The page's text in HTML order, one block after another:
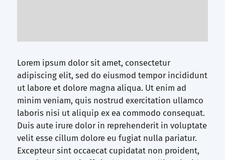
Lorem ipsum dolor sit amet, consectetur
adipiscing elit, sed do eiusmod tempor incididunt
ut labore et dolore magna aliqua. Ut enim ad
minim veniam, quis nostrud exercitation ullamco
laboris nisi ut aliquip ex ea commodo consequat.
Duis aute irure dolor in reprehenderit in voluptate
velit esse cillum dolore eu fugiat nulla pariatur.
Excepteur sint occaecat cupidatat non proident,